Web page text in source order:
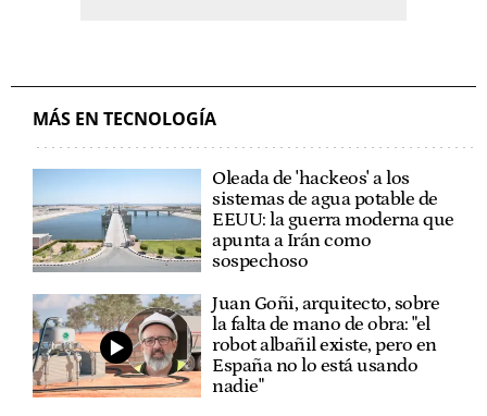
MÁS EN TECNOLOGÍA
Oleada de 'hackeos' a los
sistemas de agua potable de
EEUU: la guerra moderna que
apunta a Irán como
sospechoso
Juan Goñi, arquitecto, sobre
la falta de mano de obra: "el
robot albañil existe, pero en
España no lo está usando
nadie"